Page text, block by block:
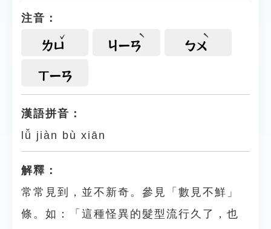
注音：
ㄌㄩ ㄐㄧㄢ ㄅㄨ
ㄒㄧㄢ
漢語拼音：
lǚ jiàn bù xiān
解釋：
常常見到，並不新奇。參見「數見不鮮」
條。如：「這種怪異的髮型流行久了，也